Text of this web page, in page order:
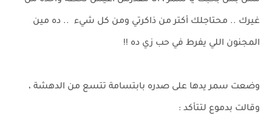
غيرك .. محتاجلك أكتر من ذاكرتي ومن كل شيء .. ده مين
المجنون اللي يفرط في حب زي ده !!
وضعت سمر يدها على صدره بابتسامة تتسع من الدهشة ،
وقالت بدموع لتتأكد :